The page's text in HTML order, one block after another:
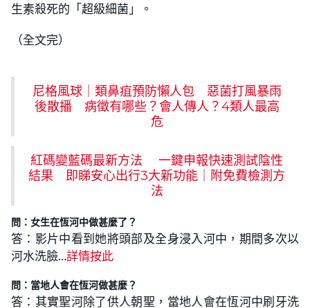
生素殺死的「超級細菌」。
（全文完）
尼格風球｜類鼻疽預防懶人包 惡菌打風暴雨
後散播 病徵有哪些？會人傳人？4類人最高
危
紅碼變藍碼最新方法 一鍵申報快速測試陰性
結果 即睇安心出行3大新功能｜附免費檢測方
法
問：女生在恆河中做甚麼了？
答：影片中看到她將頭部及全身浸入河中，期間多次以
河水洗臉…詳情按此
問：當地人會在恆河做甚麼？
答：其實聖河除了供人朝聖，當地人會在恆河中刷牙洗